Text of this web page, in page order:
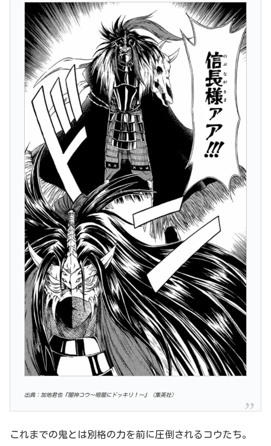
出典：加地君也『闇神コウ〜暗闇にドッキリ！〜』（集英社）
これまでの鬼とは別格の力を前に圧倒されるコウたち。